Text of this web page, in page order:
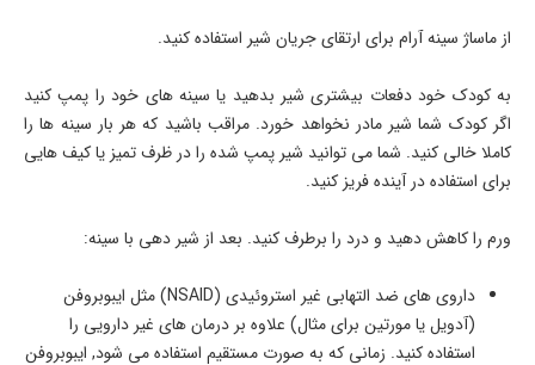
از ماساژ سینه آرام برای ارتقای جریان شیر استفاده کنید.
به کودک خود دفعات بیشتری شیر بدهید یا سینه های خود را پمپ کنید
اگر کودک شما شیر مادر نخواهد خورد. مراقب باشید که هر بار سینه ها را
کاملا خالی کنید. شما می توانید شیر پمپ شده را در ظرف تمیز یا کیف هایی
برای استفاده در آینده فریز کنید.
ورم را کاهش دهید و درد را برطرف کنید. بعد از شیر دهی با سینه:
داروی های ضد التهابی غیر استروئیدی (NSAID) مثل ایبوبروفن
(آدویل یا مورتین برای مثال) علاوه بر درمان های غیر دارویی را
استفاده کنید. زمانی که به صورت مستقیم استفاده می شود, ایبوبروفن